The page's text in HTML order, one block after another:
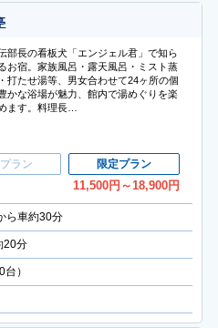
部長の看板犬「エンジェル君」で知ら
お宿。家族風呂・露天風呂・ミスト蒸
打たせ湯等、男女合わせて24ヶ所の個
かな浴場が魅力、館内で湯めぐりを楽
ます。料理長…
ラン 限定プラン
11,500円 ～18,900円
ら車約30分
20分
）